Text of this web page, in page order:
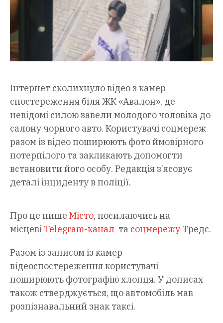
Інтернет сколихнуло відео з камер
спостереження біля ЖК «Авалон», де
невідомі силою завели молодого чоловіка до
салону чорного авто. Користувачі соцмереж
разом із відео поширюють фото ймовірного
потерпілого та закликають допомогти
встановити його особу. Редакція з’ясовує
деталі інциденту в поліції.
Про це пише Місто, посилаючись на
місцеві Telegram-канал та соцмережу Тредс.
Разом із записом із камер
відеоспостереження користувачі
поширюють фотографію хлопця. У дописах
також стверджується, що автомобіль мав
розпізнавальний знак таксі.